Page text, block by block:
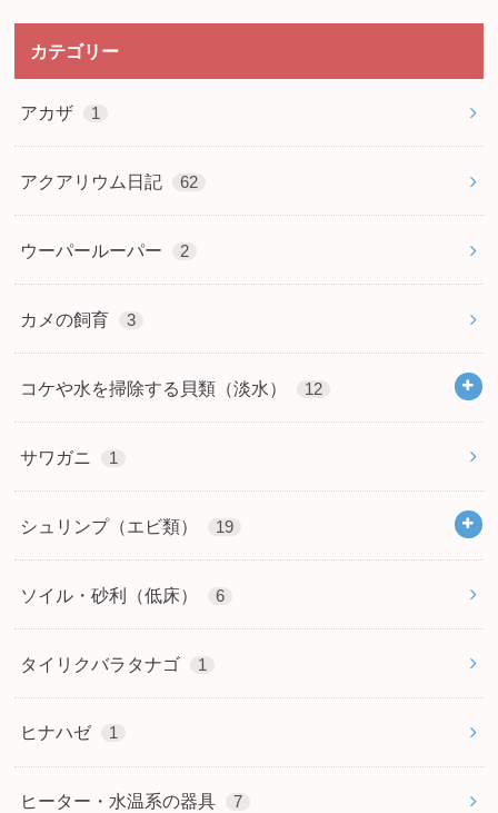
カテゴリー
アカザ 1
アクアリウム日記 62
ウーパールーパー 2
カメの飼育 3
コケや水を掃除する貝類（淡水） 12
サワガニ 1
シュリンプ（エビ類） 19
ソイル・砂利（低床） 6
タイリクバラタナゴ 1
ヒナハゼ 1
ヒーター・水温系の器具 7